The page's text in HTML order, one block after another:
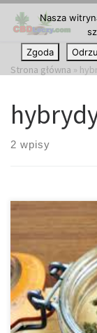
Przejdź do treści
Strona główna »
2 wpisy
Cannabis jest
przemysłu na
miejscach na
medycznego).
kiedyś wahali
sposób leczenia
Nasza
Zgoda